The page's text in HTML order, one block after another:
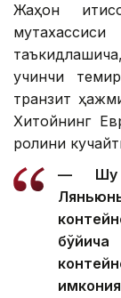
Жаҳон
учинчи
транзит
Хитойнинг
ролини
— Шу